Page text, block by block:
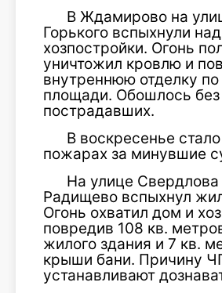
В Ждамирово на
Горького вспыхнули
хозпостройки. Огонь
уничтожил кровлю и
внутреннюю отделку по
площади. Обошлось без
пострадавших.
В воскресенье
пожарах за минувшие
На улице Свердлова
Радищево вспыхнул
Огонь охватил дом и
повредив 108 кв.
жилого здания и 7 кв.
крыши бани. Причину
устанавливают